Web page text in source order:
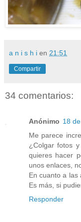
a n i s h i en 21:51
Compartir
34 comentarios:
Anónimo 18
Me parece
¿Colgar fotos
quieres hacer
unos enlaces,
En cuanto a las
Es más, si
Responder